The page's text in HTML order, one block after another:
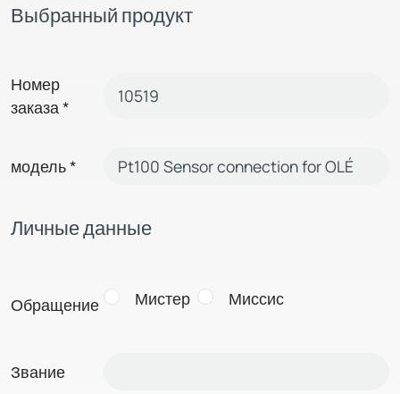
Выбранный продукт
Номер
заказа *
модель*
Личные данные
Обращение Мистер Миссис
Звание